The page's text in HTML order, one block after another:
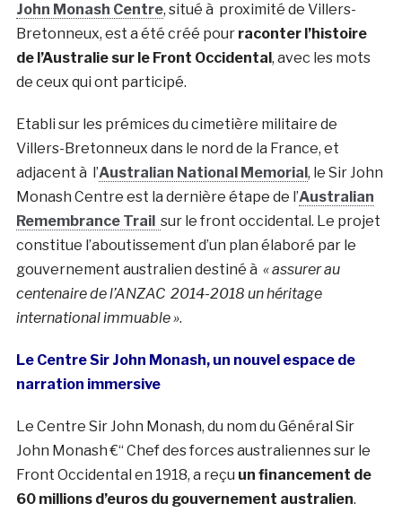
John Monash Centre, situé à proximité de Villers-
Bretonneux, est a été créé pour raconter l’histoire
de l’Australie sur le Front Occidental, avec les mots
de ceux qui ont participé.
Etabli sur les prémices du cimetière militaire de
Villers-Bretonneux dans le nord de la France, et
adjacent à l’Australian National Memorial, le Sir John
Monash Centre est la dernière étape de l’Australian
Remembrance Trail sur le front occidental. Le projet
constitue l’aboutissement d’un plan élaboré par le
gouvernement australien destiné à « assurer au
centenaire de l’ANZAC 2014-2018 un héritage
international immuable ».
Le Centre Sir John Monash, un nouvel espace de
narration immersive
Le Centre Sir John Monash, du nom du Général Sir
John Monash €“ Chef des forces australiennes sur le
Front Occidental en 1918, a reçu un financement de
60 millions d’euros du gouvernement australien.